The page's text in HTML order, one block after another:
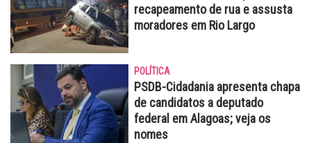
recapeamento de rua e assusta
moradores em Rio Largo
POLÍTICA
PSDB-Cidadania apresenta chapa
de candidatos a deputado
federal em Alagoas; veja os
nomes